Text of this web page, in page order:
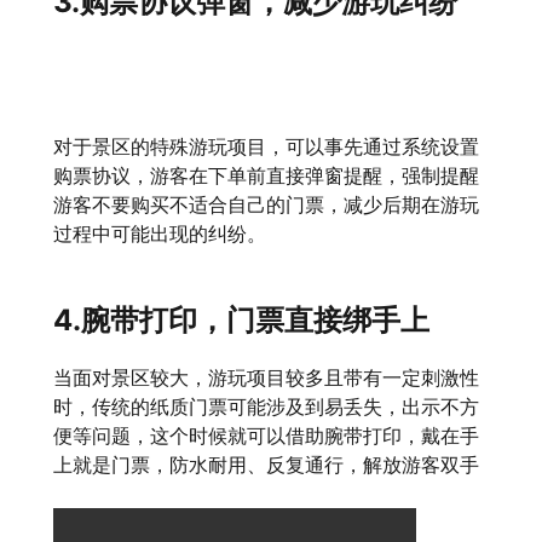
对于景区的特殊游玩项目，可以事先通过系统设置
购票协议，游客在下单前直接弹窗提醒，强制提醒
游客不要购买不适合自己的门票，减少后期在游玩
过程中可能出现的纠纷。
4.腕带打印，门票直接绑手上
当面对景区较大，游玩项目较多且带有一定刺激性
时，传统的纸质门票可能涉及到易丢失，出示不方
便等问题，这个时候就可以借助腕带打印，戴在手
上就是门票，防水耐用、反复通行，解放游客双手